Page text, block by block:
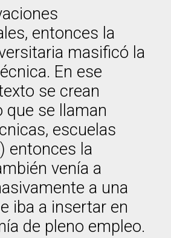
entonces la
masificó la
En ese
se crean
que se llaman
escuelas
entonces la
venía a
a una
iba a insertar en
de pleno empleo.